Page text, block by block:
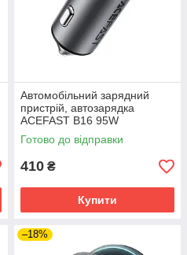
Автомобільний зарядний
пристрій, автозарядка
ACEFAST B16 95W
металевий корпус dual port
USB-A USB-C
Готово до відправки
410 ₴
Купити
–18%